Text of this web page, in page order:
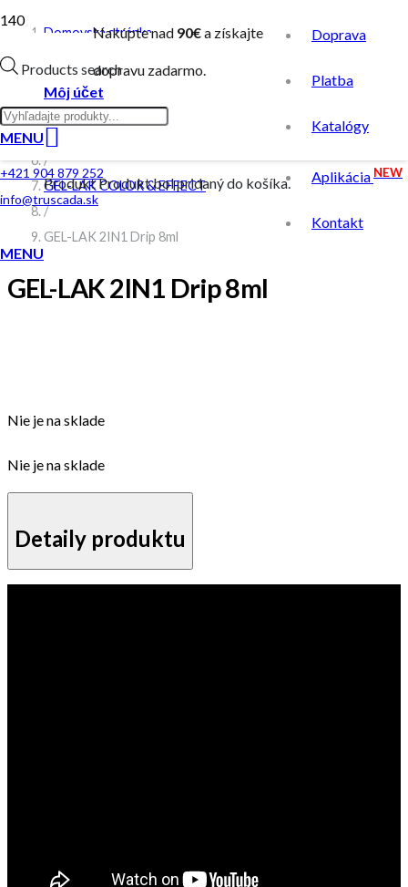
Nakúpte nad 90€a získajte
dopravu zadarmo.
Products search
Doprava
Platba
Katalógy
Aplikácia NEW
Kontakt
MENU
Môj účet
ProduktProduktbol pridaný do košíka.
+421 904 879 252
info@truscada.sk
MENU
Domovská stránka
Obchod
/
/
GEL-LAK COLOR & EFFECT
/
GEL-LAK 2IN1 Drip 8ml
GEL-LAK 2IN1 Drip 8ml
Nie je na sklade
Nie je na sklade
Detaily produktu